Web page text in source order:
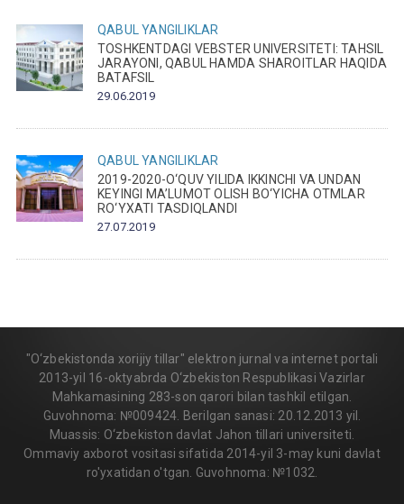
QABUL
YANGILIKLAR
TOSHKENTDAGI VEBSTER UNIVERSITETI: TAHSIL
JARAYONI, QABUL HAMDA SHAROITLAR HAQIDA
BATAFSIL
29.06.2019
QABUL
YANGILIKLAR
2019-2020-O‘QUV YILIDA IKKINCHI VA UNDAN
KEYINGI MA’LUMOT OLISH BO‘YICHA OTMLAR
RO‘YXATI TASDIQLANDI
27.07.2019
"O‘zbekistonda xorijiy tillar" elektron jurnal va internet portali
2013-yil 16-oktyabrda O‘zbekiston Respublikasi Vazirlar
Mahkamasining 283-son qarori bilan tashkil etilgan.
Guvohnoma: №009424. Berilgan sanasi: 20.12.2013 yil.
Muassis: O‘zbekiston davlat Jahon tillari universiteti.
Ommaviy axborot vositasi sifatida 2014-yil 3-may kuni davlat
ro'yxatidan o'tgan. Guvohnoma: №1032.